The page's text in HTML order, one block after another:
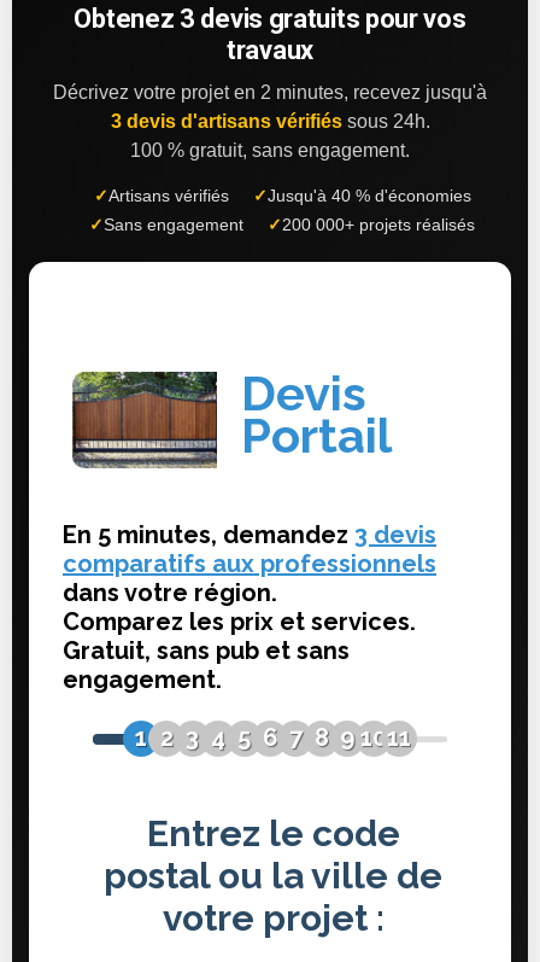
Obtenez 3 devis gratuits pour vos
travaux
Décrivez votre projet en 2 minutes, recevez jusqu'à
3 devis d'artisans vérifiéssous 24h.
100 % gratuit, sans engagement.
✓Artisans vérifiés ✓Jusqu'à 40 % d'économies
✓Sans engagement ✓ 200 000+ projets réalisés